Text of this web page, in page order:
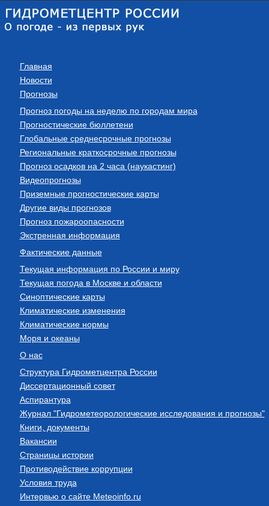
Главная
Новости
Прогнозы
Прогноз погоды на неделю по городам мира
Прогностические бюллетени
Глобальные среднесрочные прогнозы
Региональные краткосрочные прогнозы
Прогноз осадков на 2 часа (наукастинг)
Видеопрогнозы
Приземные прогностические карты
Другие виды прогнозов
Прогноз пожароопасности
Экстренная информация
Фактические данные
Текущая информация по России и миру
Текущая погода в Москве и области
Синоптические карты
Климатические изменения
Климатические нормы
Моря и океаны
О нас
Структура Гидрометцентра России
Диссертационный совет
Аспирантура
Журнал "Гидрометеорологические исследования и прогнозы"
Книги, документы
Вакансии
Страницы истории
Противодействие коррупции
Условия труда
Интервью о сайте Meteoinfo.ru